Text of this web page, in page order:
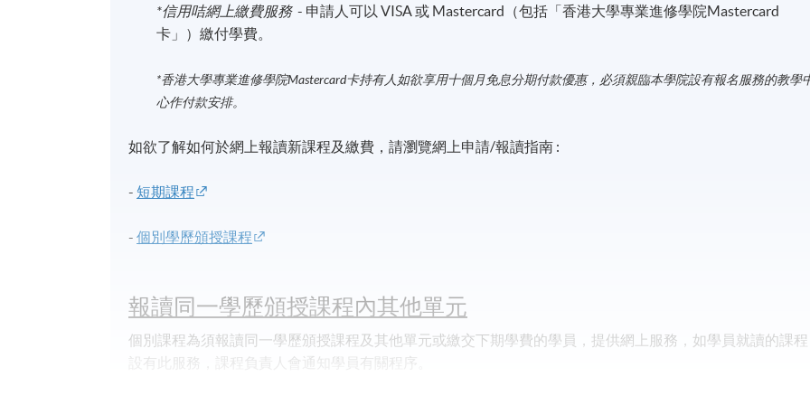
*信用咭網上繳費服務- 申請人可以 VISA 或 Mastercard（包括「香港大學專業進修學院Mastercard
卡」）繳付學費。
*香港大學專業進修學院Mastercard卡持有人如欲享用十個月免息分期付款優惠，必須親臨本學院設有報名服務的教學
心作付款安排。
如欲了解如何於網上報讀新課程及繳費，請瀏覽網上申請/報讀指南 :
-短期課程
-個別學歷頒授課程
報讀同一學歷頒授課程內其他單元
個別課程為須報讀同一學歷頒授課程及其他單元或繳交下期學費的學員，提供網上服務，如學員就讀的課程
設有此服務，課程負責人會通知學員有關程序。